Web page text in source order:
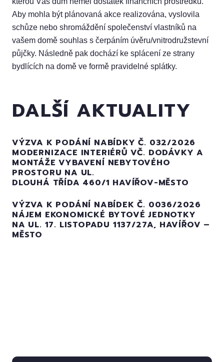
Aby mohla být plánovaná akce realizována, vyslovila
schůze nebo shromáždění společenství vlastníků na
vašem domě souhlas s čerpáním úvěru/vnitrodružstevní
půjčky. Následně pak dochází ke splácení ze strany
bydlících na domě ve formě pravidelné splátky.
DALŠÍ AKTUALITY
VÝZVA K PODÁNÍ NABÍDKY Č. 032/2026
MODERNIZACE INTERIÉRŮ VČ. DODÁVKY A
MONTÁŽE VYBAVENÍ NEBYTOVÉHO
PROSTORU NA UL.
DLOUHÁ TŘÍDA 460/1 HAVÍŘOV-MĚSTO
VÝZVA K PODÁNÍ NABÍDEK Č. 0036/2026
NÁJEM EKONOMICKÉ BYTOVÉ JEDNOTKY
NA UL. 17. LISTOPADU 1137/27A, HAVÍŘOV –
MĚSTO